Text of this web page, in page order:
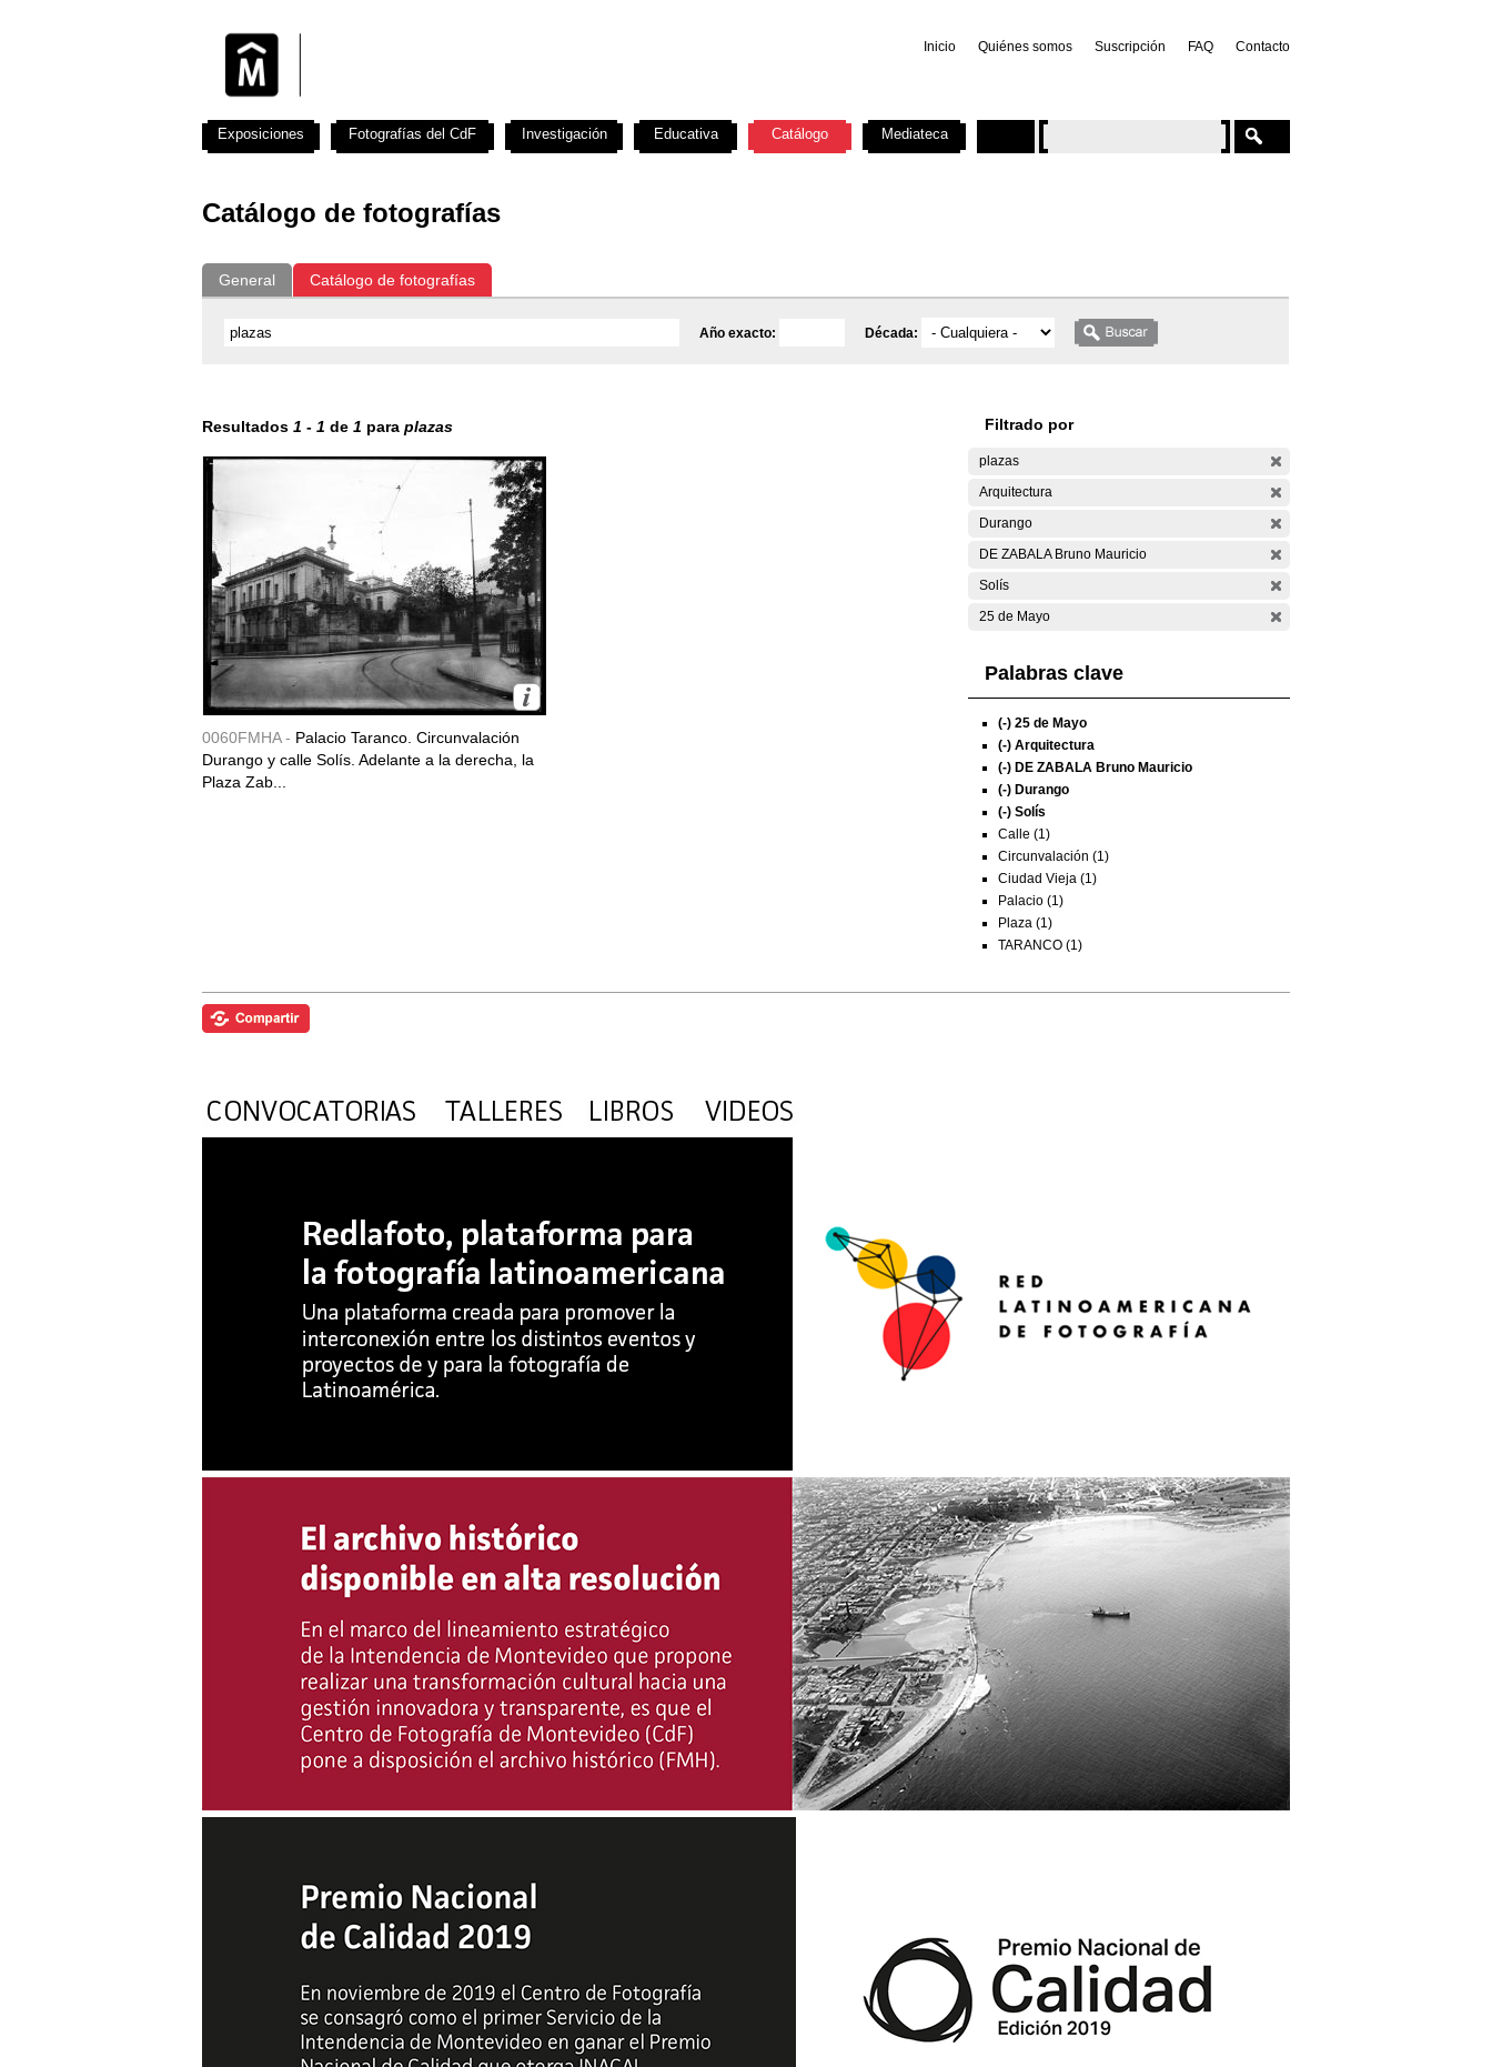
Inicio Quiénes somos Suscripción FAQ Contacto
Catálogo de fotografías
General Catálogo de fotografías
Año exacto: Década:
Resultados 1 - 1 de 1 para plazas
0060FMHA - Palacio Taranco. Circunvalación
Durango y calle Solís. Adelante a la derecha, la
Plaza Zab...
Filtrado por
plazas
Arquitectura
Durango
DE ZABALA Bruno Mauricio
Solís
25 de Mayo
Palabras clave
(-) 25 de Mayo
(-) Arquitectura
(-) DE ZABALA Bruno Mauricio
(-) Durango
(-) Solís
Calle (1)
Circunvalación (1)
Ciudad Vieja (1)
Palacio (1)
Plaza (1)
TARANCO (1)
Exposiciones Fotografías del CdF Investigación Educativa Catálogo Mediateca